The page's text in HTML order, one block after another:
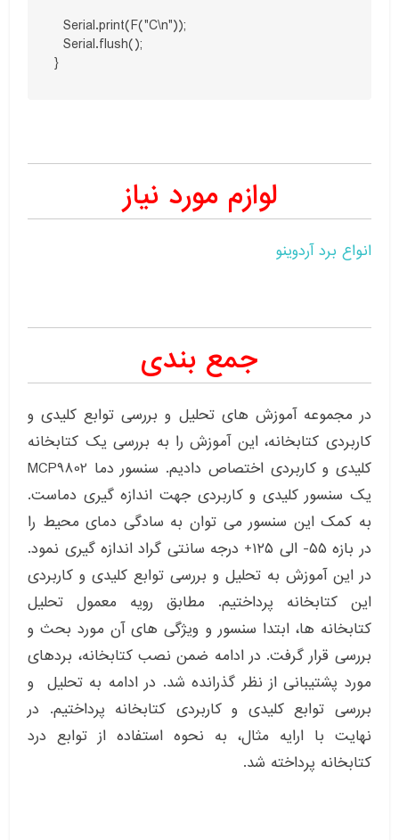
  Serial.print(F("C\n"));
  Serial.flush();
}
لوازم مورد نیاز
انواع برد آردوینو
جمع بندی
در مجموعه آموزش های تحلیل و بررسی توابع کلیدی و
کاربردی کتابخانه، این آموزش را به بررسی یک کتابخانه
کلیدی و کاربردی اختصاص دادیم. سنسور دما MCP9802
یک سنسور کلیدی و کاربردی جهت اندازه گیری دماست.
به کمک این سنسور می توان به سادگی دمای محیط را
در بازه ۵۵- الی ۱۲۵+ درجه سانتی گراد اندازه گیری نمود.
در این آموزش به تحلیل و بررسی توابع کلیدی و کاربردی
این کتابخانه پرداختیم. مطابق رویه معمول تحلیل
کتابخانه ها، ابتدا سنسور و ویژگی های آن مورد بحث و
بررسی قرار گرفت. در ادامه ضمن نصب کتابخانه، بردهای
مورد پشتیبانی از نظر گذرانده شد. در ادامه به تحلیل و
بررسی توابع کلیدی و کاربردی کتابخانه پرداختیم. در
نهایت با ارایه مثال، به نحوه استفاده از توابع درد
کتابخانه پرداخته شد.